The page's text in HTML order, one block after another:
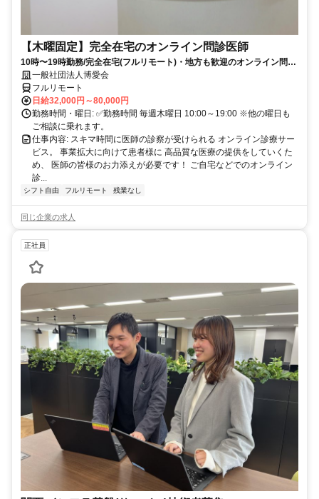
【木曜固定】完全在宅のオンライン問診医師
10時〜19時勤務/完全在宅(フルリモート)・地方も歓迎のオンライン問診
業務一般社団法人博愛会
フルリモート
日給32,000円～80,000円
勤務時間・曜日: ✅勤務時間 毎週木曜日 10:00～19:00 ※他の曜日も
ご相談に乗れます。
仕事内容: スキマ時間に医師の診察が受けられる オンライン診療サー
ビス。 事業拡大に向けて患者様に 高品質な医療の提供をしていくた
め、 医師の皆様のお力添えが必要です！ ご自宅などでのオンライン
診...
シフト自由 フルリモート 残業なし
同じ企業の求人
正社員